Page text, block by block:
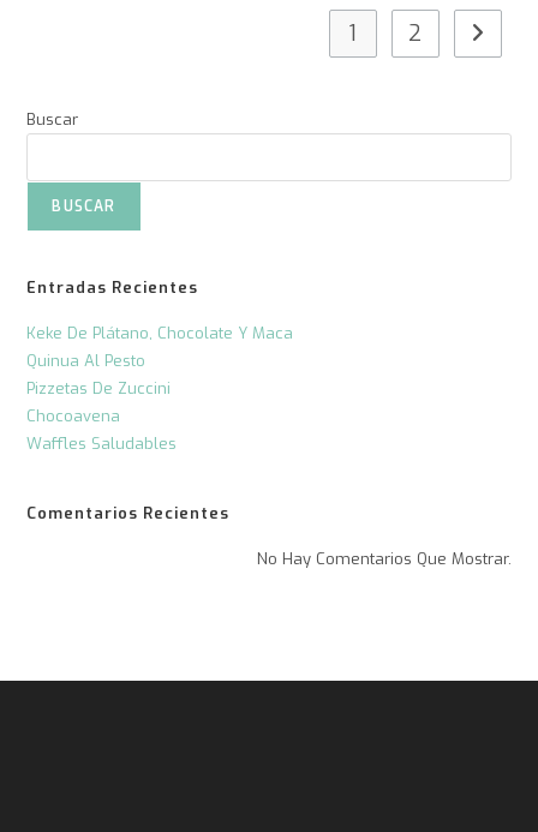
1 2
Buscar
BUSCAR
Entradas Recientes
Keke De Plátano, Chocolate Y Maca
Quinua Al Pesto
Pizzetas De Zuccini
Chocoavena
Waffles Saludables
Comentarios Recientes
No Hay Comentarios Que Mostrar.